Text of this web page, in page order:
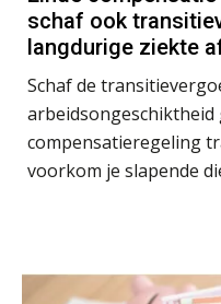
schaf ook
langdurige ziekte
Schaf de
arbeidsongeschiktheid
compensatieregeling
voorkom je slapende
14